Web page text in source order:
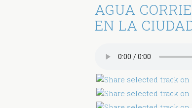
AGUA
EN LA